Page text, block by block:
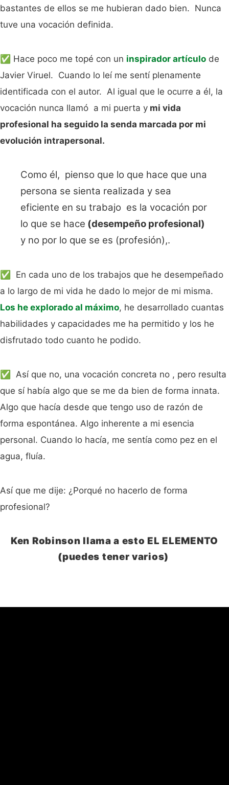
bastantes de ellos se me hubieran dado bien. Nunca
tuve una vocación definida.
✅ Hace poco me topé con un inspirador artículo de
Javier Viruel. Cuando lo leí me sentí plenamente
identificada con el autor. Al igual que le ocurre a él, la
vocación nunca llamó a mi puerta y mi vida
profesional ha seguido la senda marcada por mi
evolución intrapersonal.
Como él, pienso que lo que hace que una
persona se sienta realizada y sea
eficiente en su trabajo es la vocación por
lo que se hace (desempeño profesional)
y no por lo que se es (profesión),.
✅ En cada uno de los trabajos que he desempeñado
a lo largo de mi vida he dado lo mejor de mi misma.
Los he explorado al máximo, he desarrollado cuantas
habilidades y capacidades me ha permitido y los he
disfrutado todo cuanto he podido.
✅ Así que no, una vocación concreta no , pero resulta
que sí había algo que se me da bien de forma innata.
Algo que hacía desde que tengo uso de razón de
forma espontánea. Algo inherente a mi esencia
personal. Cuando lo hacía, me sentía como pez en el
agua, fluía.
Así que me dije: ¿Porqué no hacerlo de forma
profesional?
Ken Robinson llama a esto EL ELEMENTO
(puedes tener varios)